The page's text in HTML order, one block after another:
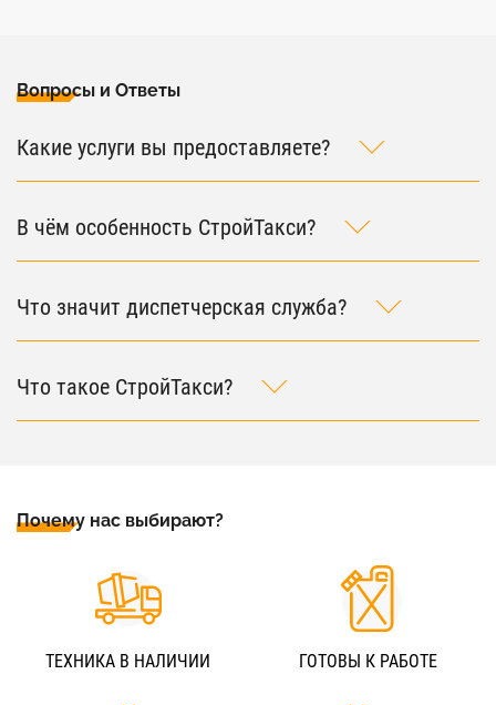
Вопросы и Ответы
Какие услуги вы предоставляете?
В чём особенность СтройТакси?
Что значит диспетчерская служба?
Что такое СтройТакси?
Почему нас выбирают?
ТЕХНИКА В НАЛИЧИИ ГОТОВЫ К РАБОТЕ